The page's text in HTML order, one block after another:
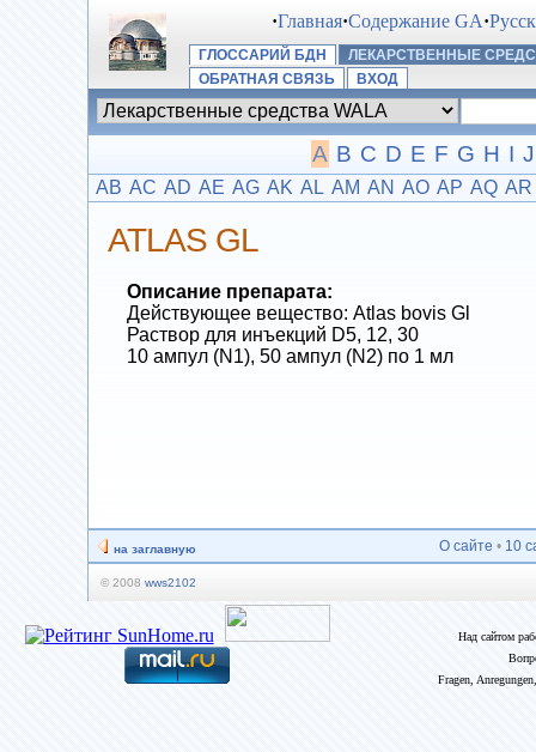
·Главная·Содержание GA·
ГЛОССАРИЙ БДН
ЛЕКАРСТВЕННЫЕ
ОБРАТНАЯ СВЯЗЬ
ВХОД
A B C D E F G H I J
AB AC AD AE AG AK AL AM AN AO AP AQ AR
ATLAS GL
Описание препарата:
Действующее вещество: Atlas bovis Gl
Раствор для инъекций D5, 12, 30
10 ампул (N1), 50 ампул (N2) по 1 мл
на заглавную О сайте • 10
© 2008 wws2102
Над сайтом
Fragen,